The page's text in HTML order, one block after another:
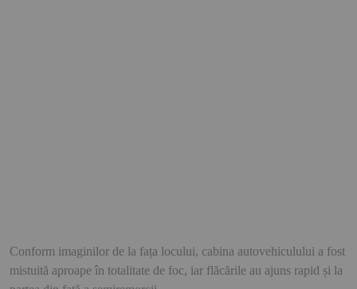
Conform imaginilor de la fața locului, cabina autovehiculului a fost
mistuită aproape în totalitate de foc, iar flăcările au ajuns rapid și la